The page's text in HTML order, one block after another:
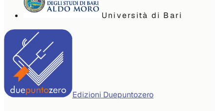
Università di Bari
Edizioni Duepuntozero